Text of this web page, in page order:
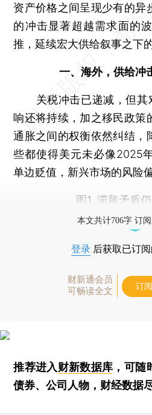
资产价格之间呈现少有的异
的冲击显著超越需求面的
推，延续宏大供给叙事之下
一、海外，供给冲
关税冲击已递减，但其
响还将持续，加之移民政策
通胀之间的权衡依然纠结，
些都使得美元未必像2025
单边贬值，新兴市场的风险
图1. 滞胀矛盾
本文共计706字 订
登录 后获取已订
财新通会员
可畅读全文
订
推荐进入财新数据库 ，可
债券、公司人物，财经数据